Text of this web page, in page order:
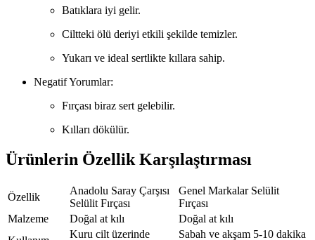
Batıklara iyi gelir.
Ciltteki ölü deriyi etkili şekilde temizler.
Yukarı ve ideal sertlikte kıllara sahip.
Negatif Yorumlar:
Fırçası biraz sert gelebilir.
Kılları dökülür.
Ürünlerin Özellik Karşılaştırması
Özellik
Anadolu Saray Çarşısı
Selülit Fırçası
Genel Markalar Selülit
Fırçası
Malzeme
Doğal at kılı
Doğal at kılı
Kuru cilt üzerinde
Sabah ve akşam 5-10 dakika